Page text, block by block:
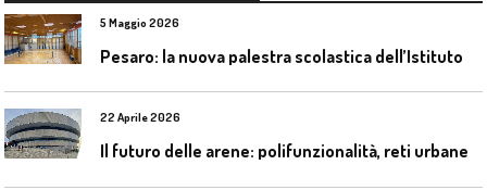
5 Maggio 2026
22 Aprile 2026